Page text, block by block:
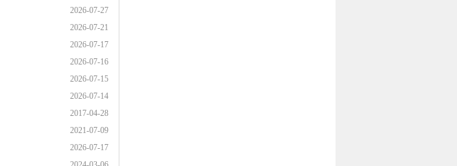
2026-07-27
2026-07-21
2026-07-17
2026-07-16
2026-07-15
2026-07-14
2017-04-28
2021-07-09
2026-07-17